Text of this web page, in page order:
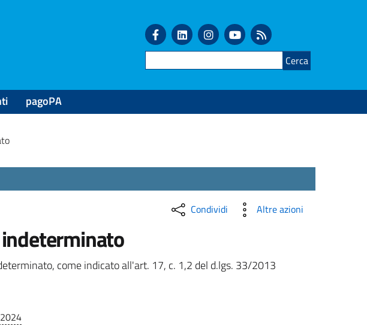
pagoPA
Condividi Altre azioni
come indicato all'art. 17, c. 1,2 del d.lgs. 33/2013